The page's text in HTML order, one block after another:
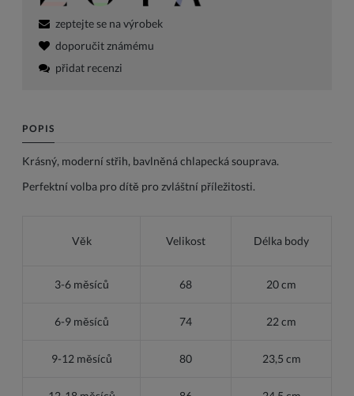
zeptejte se na výrobek
doporučit známému
přidat recenzi
POPIS
Krásný, moderní střih, bavlněná chlapecká souprava.
Perfektní volba pro dítě pro zvláštní příležitosti.
Věk Velikost Délka body
3-6 měsíců 68 20 cm
6-9 měsíců 74 22 cm
9-12 měsíců 80 23,5 cm